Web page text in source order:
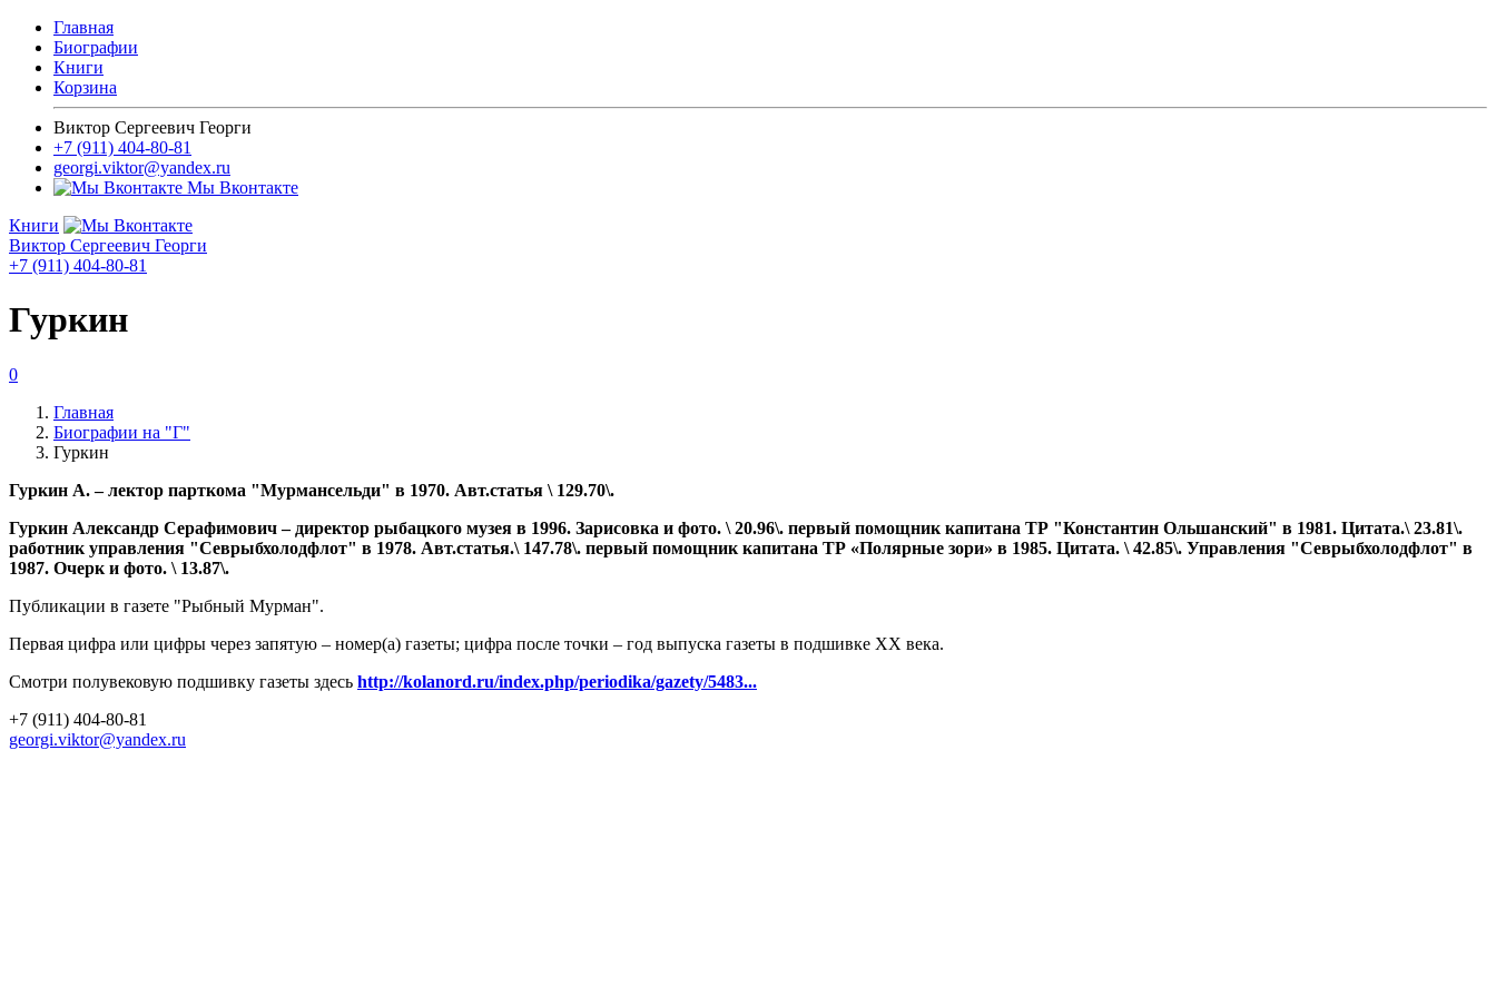
Главная
Биографии
Книги
Корзина
Виктор Сергеевич Георги
+7 (911) 404-80-81
georgi.viktor@yandex.ru
Мы Вконтакте
Книги
Виктор Сергеевич Георги
+7 (911) 404-80-81
Гуркин
0
Главная
Биографии на "Г"
Гуркин
Гуркин А. – лектор парткома "Мурмансельди" в 1970. Авт.статья \ 129.70\.
Гуркин Александр Серафимович – директор рыбацкого музея в 1996. Зарисовка и фото. \ 20.96\. первый помощник капитана ТР "Константин Ольшанский" в 1981. Цитата.\ 23.81\.
работник управления "Севрыбхолодфлот" в 1978. Авт.статья.\ 147.78\. первый помощник капитана ТР «Полярные зори» в 1985. Цитата. \ 42.85\. Управления "Севрыбхолодфлот" в
1987. Очерк и фото. \ 13.87\.
Публикации в газете "Рыбный Мурман".
Первая цифра или цифры через запятую – номер(а) газеты; цифра после точки – год выпуска газеты в подшивке ХХ века.
Смотри полувековую подшивку газеты здесь http://kolanord.ru/index.php/periodika/gazety/5483...
+7 (911) 404-80-81
georgi.viktor@yandex.ru